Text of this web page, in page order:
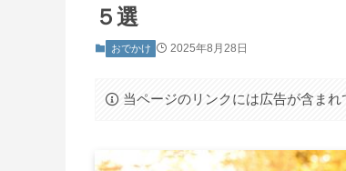
５選
おでかけ 2025年8月28日
当ページのリンクには広告が含ま